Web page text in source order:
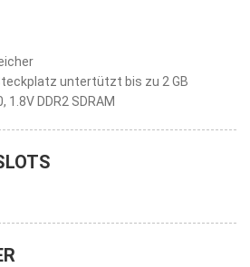
untertützt bis zu 2 GB
DDR2 SDRAM